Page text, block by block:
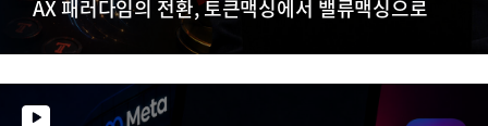
AX 패러다임의 전환, 토큰맥싱에서 밸류맥싱으로